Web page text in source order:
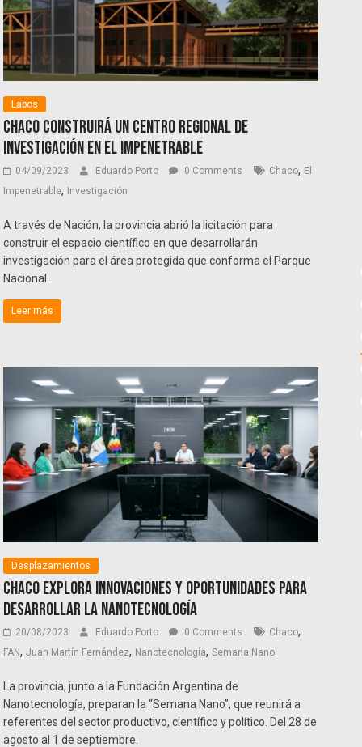
Labos
Chaco construirá un Centro Regional de
Investigación en El Impenetrable
04/09/2023 Eduardo Porto 0 Comments Chaco, El
Impenetrable, Investigación
A través de Nación, la provincia abrió la licitación para
construir el espacio científico en que desarrollarán
investigación para el área protegida que conforma el Parque
Nacional.
Leer más
Desplazamientos
Chaco explora innovaciones y oportunidades para
desarrollar la nanotecnología
20/08/2023 Eduardo Porto 0 Comments Chaco,
FAN,Juan Martín Fernández, Nanotecnología,Semana Nano
La provincia, junto a la Fundación Argentina de
Nanotecnología, preparan la “Semana Nano”, que reunirá a
referentes del sector productivo, científico y político. Del 28 de
agosto al 1 de septiembre.